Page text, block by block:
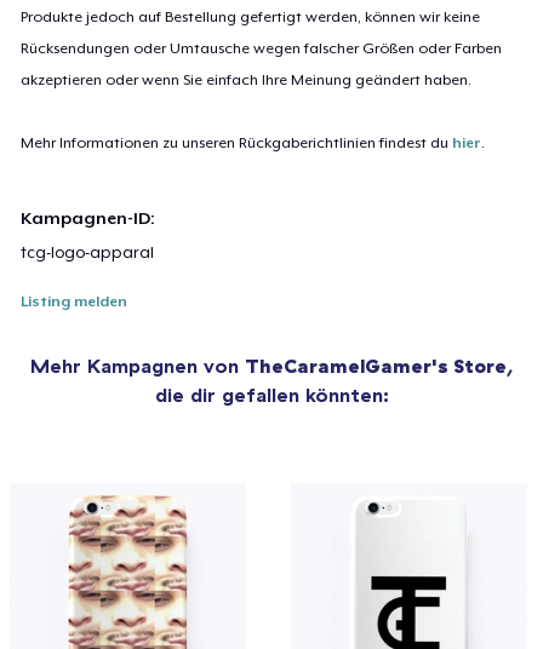
Produkte jedoch auf Bestellung gefertigt werden, können wir keine
Rücksendungen oder Umtausche wegen falscher Größen oder Farben
akzeptieren oder wenn Sie einfach Ihre Meinung geändert haben.
Mehr Informationen zu unseren Rückgaberichtlinien findest du hier.
Kampagnen-ID:
tcg-logo-apparal
Listing melden
Mehr Kampagnen von TheCaramelGamer's Store,
die dir gefallen könnten: